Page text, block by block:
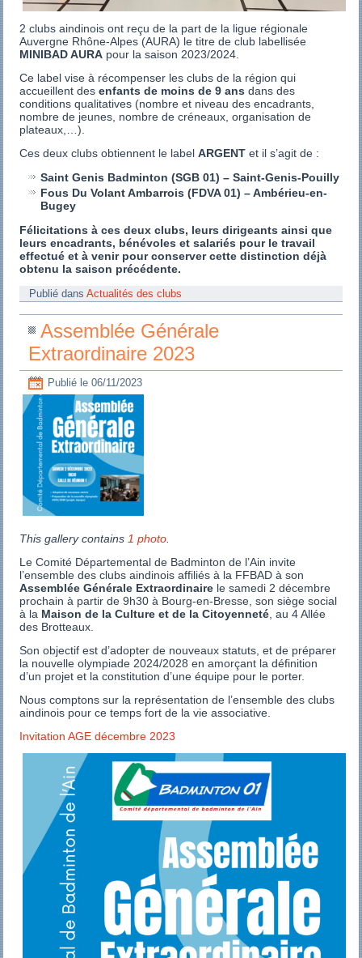
2 clubs aindinois ont reçu de la part de la ligue régionale
Auvergne Rhône-Alpes (AURA) le titre de club labellisée
MINIBAD AURA pour la saison 2023/2024.
Ce label vise à récompenser les clubs de la région qui
accueillent desenfants de moins de 9 ans dans des
conditions qualitatives (nombre et niveau des encadrants,
nombre de jeunes, nombre de créneaux, organisation de
plateaux,…).
Ces deux clubs obtiennent le labelARGENT et il s’agit de :
Saint Genis Badminton (SGB 01) – Saint-Genis-Pouilly
Fous Du Volant Ambarrois (FDVA 01) – Ambérieu-en-
Bugey
Félicitations à ces deux clubs, leurs dirigeants ainsi que
leurs encadrants, bénévoles et salariés pour le travail
effectué et à venir pour conserver cette distinction déjà
obtenu la saison précédente.
Publié dans Actualités des clubs
Assemblée Générale
Extraordinaire 2023
Publié le 06/11/2023
This gallery contains 1 photo
Le Comité Départemental de Badminton de l’Ain invite
l’ensemble des clubs aindinois affiliés à la FFBAD à son
Assemblée Générale Extraordinaire le samedi 2 décembre
prochain à partir de 9h30 à Bourg-en-Bresse, son siège social
à la Maison de la Culture et de la Citoyenneté , au 4 Allée
des Brotteaux.
Son objectif est d’adopter de nouveaux statuts, et de préparer
la nouvelle olympiade 2024/2028 en amorçant la définition
d’un projet et la constitution d’une équipe pour le porter.
Nous comptons sur la représentation de l’ensemble des clubs
aindinois pour ce temps fort de la vie associative.
Invitation AGE décembre 2023